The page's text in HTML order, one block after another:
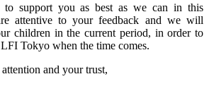
to support you as best as we can in this
attentive to your feedback and we will
children in the current period, in order to
Tokyo when the time comes.
and your trust,